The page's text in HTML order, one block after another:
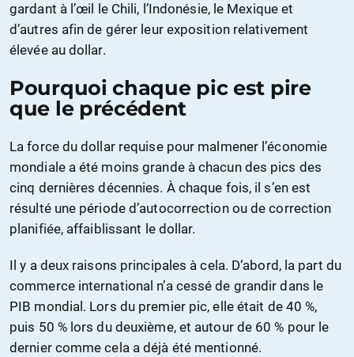
gardant à l’œil le Chili, l’Indonésie, le Mexique et
d’autres afin de gérer leur exposition relativement
élevée au dollar.
Pourquoi chaque pic est pire
que le précédent
La force du dollar requise pour malmener l’économie
mondiale a été moins grande à chacun des pics des
cinq dernières décennies. À chaque fois, il s’en est
résulté une période d’autocorrection ou de correction
planifiée, affaiblissant le dollar.
Il y a deux raisons principales à cela. D‘abord, la part du
commerce international n’a cessé de grandir dans le
PIB mondial. Lors du premier pic, elle était de 40 %,
puis 50 % lors du deuxième, et autour de 60 % pour le
dernier comme cela a déjà été mentionné.